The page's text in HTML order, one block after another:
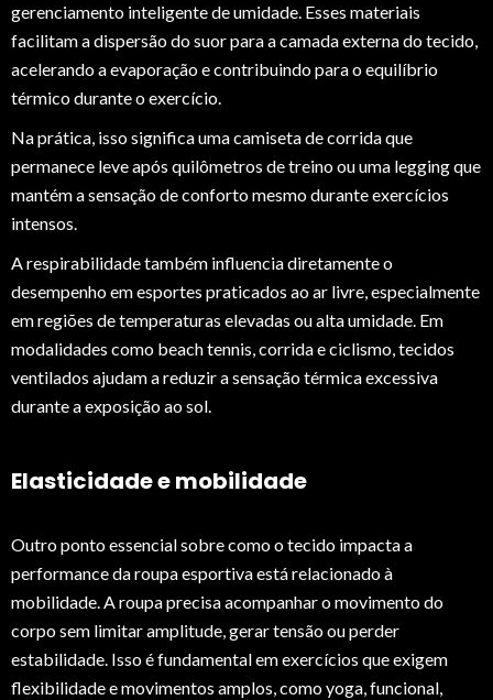
gerenciamento inteligente de umidade. Esses materiais
facilitam a dispersão do suor para a camada externa do tecido,
acelerando a evaporação e contribuindo para o equilíbrio
térmico durante o exercício.
Na prática, isso significa uma camiseta de corrida que
permanece leve após quilômetros de treino ou uma legging que
mantém a sensação de conforto mesmo durante exercícios
intensos.
A respirabilidade também influencia diretamente o
desempenho em esportes praticados ao ar livre, especialmente
em regiões de temperaturas elevadas ou alta umidade. Em
modalidades como beach tennis, corrida e ciclismo, tecidos
ventilados ajudam a reduzir a sensação térmica excessiva
durante a exposição ao sol.
Elasticidade e mobilidade
Outro ponto essencial sobre como o tecido impacta a
performance da roupa esportiva está relacionado à
mobilidade. A roupa precisa acompanhar o movimento do
corpo sem limitar amplitude, gerar tensão ou perder
estabilidade. Isso é fundamental em exercícios que exigem
flexibilidade e movimentos amplos, como yoga, funcional,